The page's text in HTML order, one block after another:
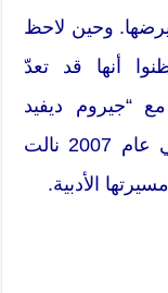
وحين لاحظ
أنها قد تعدّ
“جيروم ديفيد
سالينغر” و”رالف إليسون”. وأخيرا في عام 2007 نالت
الأدبية.